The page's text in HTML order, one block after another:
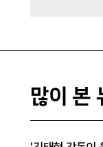
많이 본